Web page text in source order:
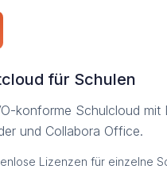
für Schulen
konforme Schulcloud mit
und Collabora Office.
Lizenzen für einzelne